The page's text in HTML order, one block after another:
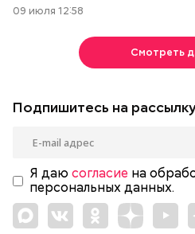
09 июля 12:58
Смотреть
Подпишитесь на
Я даю согласие на
персональных данных.